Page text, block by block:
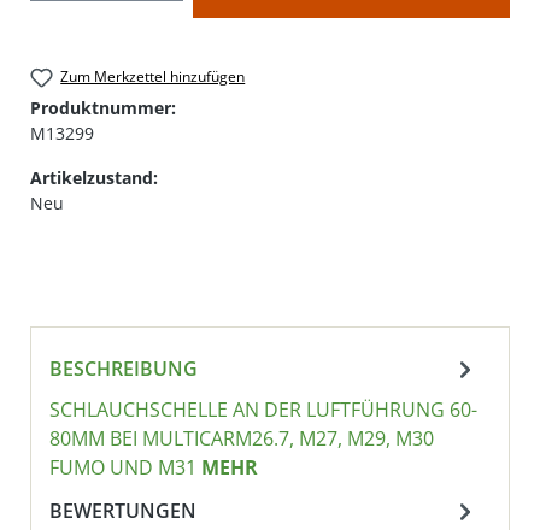
Zum Merkzettel hinzufügen
Produktnummer:
M13299
Artikelzustand:
Neu
BESCHREIBUNG
SCHLAUCHSCHELLE AN DER LUFTFÜHRUNG 60-
80MM BEI MULTICARM26.7, M27, M29, M30
FUMO UND M31 MEHR
BEWERTUNGEN